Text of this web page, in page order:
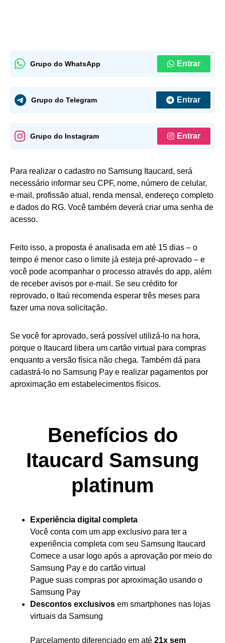
Grupo do WhatsApp Entrar
Grupo do Telegram Entrar
Grupo do Instagram Entrar
Para realizar o cadastro no Samsung Itaucard, será
necessário informar seu CPF, nome, número de celular,
e-mail, profissão atual, renda mensal, endereço completo
e dados do RG. Você também deverá criar uma senha de
acesso.
Feito isso, a proposta é analisada em até 15 dias – o
tempo é menor caso o limite já esteja pré-aprovado – e
você pode acompanhar o processo através do app, além
de receber avisos por e-mail. Se seu crédito for
reprovado, o Itaú recomenda esperar três meses para
fazer uma nova solicitação.
Se você for aprovado, será possível utilizá-lo na hora,
porque o Itaucard libera um cartão virtual para compras
enquanto a versão física não chega. Também dá para
cadastrá-lo no Samsung Pay e realizar pagamentos por
aproximação em estabelecimentos físicos.
Benefícios do
Itaucard Samsung
platinum
Experiência digital completa
Você conta com um app exclusivo para ter a
experiência completa com seu Samsung Itaucard
Comece a usar logo após a aprovação por meio do
Samsung Pay e do cartão virtual
Pague suas compras por aproximação usando o
Samsung Pay
Descontos exclusivos em smartphones nas lojas
virtuais da Samsung
Parcelamento diferenciado em até 21x sem